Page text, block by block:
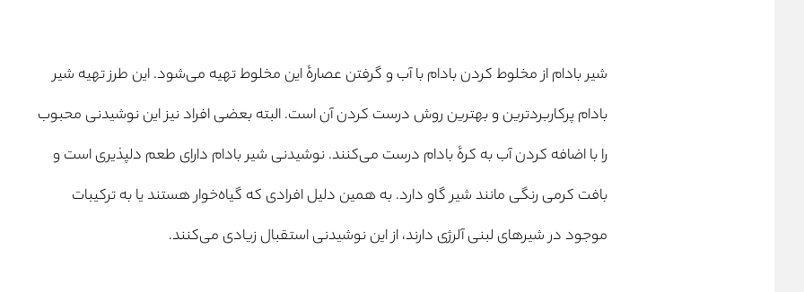
شیر بادام از مخلوط کردن بادام با آب و گرفتن عصارهٔ این مخلوط تهیه می‌شود. این طرز تهیه شیر
بادام پرکاربردترین و بهترین روش درست کردن آن است. البته بعضی افراد نیز این نوشیدنی محبوب
را با اضافه کردن آب به کرهٔ بادام درست می‌کنند. نوشیدنی شیر بادام دارای طعم دلپذیری است و
بافت کرمی رنگی مانند شیر گاو دارد. به همین دلیل افرادی که گیاه‌خوار هستند یا به ترکیبات
موجود در شیرهای لبنی آلرژی دارند، از این نوشیدنی استقبال زیادی می‌کنند.